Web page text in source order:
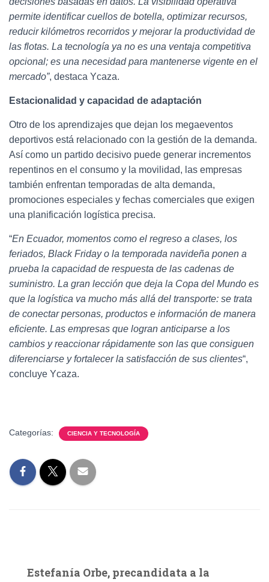
permite identificar cuellos de botella, optimizar recursos,
reducir kilómetros recorridos y mejorar la productividad de
las flotas. La tecnología ya no es una ventaja competitiva
opcional; es una necesidad para mantenerse vigente en el
mercado”, destaca Ycaza.
Estacionalidad y capacidad de adaptación
Otro de los aprendizajes que dejan los megaeventos
deportivos está relacionado con la gestión de la demanda.
Así como un partido decisivo puede generar incrementos
repentinos en el consumo y la movilidad, las empresas
también enfrentan temporadas de alta demanda,
promociones especiales y fechas comerciales que exigen
una planificación logística precisa.
“En Ecuador, momentos como el regreso a clases, los
feriados, Black Friday o la temporada navideña ponen a
prueba la capacidad de respuesta de las cadenas de
suministro. La gran lección que deja la Copa del Mundo es
que la logística va mucho más allá del transporte: se trata
de conectar personas, productos e información de manera
eficiente. Las empresas que logran anticiparse a los
cambios y reaccionar rápidamente son las que consiguen
diferenciarse y fortalecer la satisfacción de sus clientes“,
concluye Ycaza.
Categorías: CIENCIA Y TECNOLOGÍA
Estefanía Orbe, precandidata a la